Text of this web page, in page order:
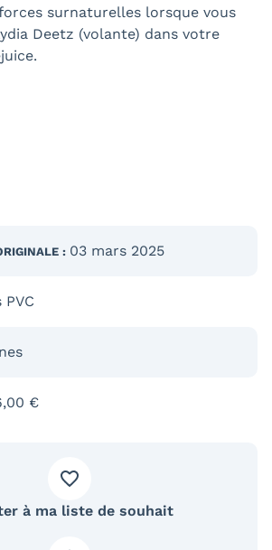
surnaturelles lorsque vous
Deetz (volante) dans votre
: 03 mars 2025
€
à ma liste de souhait